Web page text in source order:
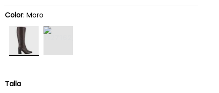
Color: Moro
Talla